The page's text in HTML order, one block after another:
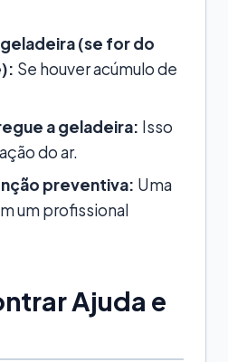
(se for do
Se houver acúmulo de
a geladeira: Isso
do ar.
preventiva: Uma
um profissional
Ajuda e